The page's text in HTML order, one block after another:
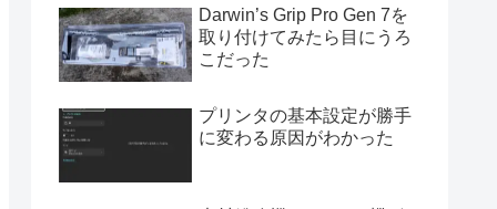
Darwin’s Grip Pro Gen 7を
取り付けてみたら目にうろ
こだった
プリンタの基本設定が勝手
に変わる原因がわかった